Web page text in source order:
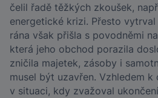
čelil řadě těžkých zkoušek,
energetické krizi. Přesto
rána však přišla s povodněmi
která jeho obchod porazila
zničila majetek, zásoby i
musel být uzavřen. Vzhledem
v situaci, kdy zvažoval